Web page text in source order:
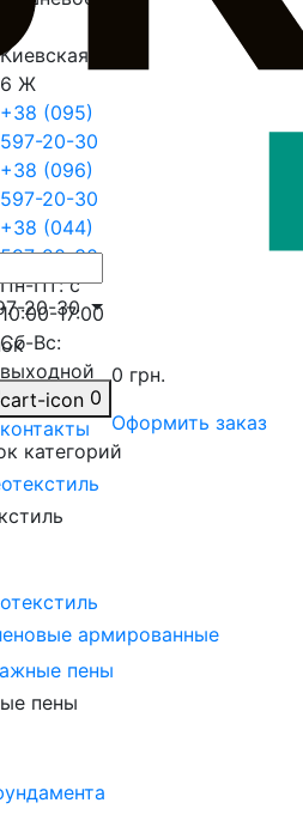
Киевская
6 Ж
+38 (095)
597-20-30
+38 (096)
597-20-30
+38 (044)
597-20-30
Пн-Пт: с
10:00-17:00
Сб-Вс:
выходной
Перейти в
контакты
20-30
0
0 грн.
Оформить заказ
категорий
армированные
пены
пены